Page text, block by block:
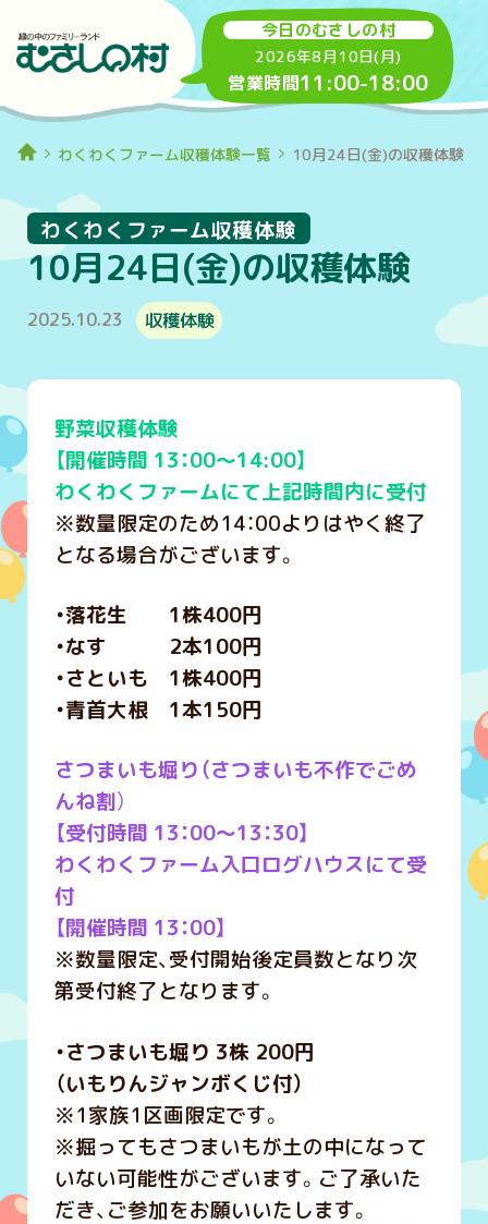
今日のむさしの村
2026年8月10日(月)
営業時間11:00-18:00
わくわくファーム収穫体験一覧 10月24日(金)の収穫体験
10月24日(金)の収穫体験
わくわくファーム収穫体験
2025.10.23 収穫体験
野菜収穫体験
【開催時間 13：00～14:00】
わくわくファームにて上記時間内に受付
※数量限定のため14：00よりはやく終了
となる場合がございます。
・落花生 1株400円
・なす 2本100円
・さといも 1株400円
・青首大根 1本150円
さつまいも堀り（さつまいも不作でごめ
んね割）
【受付時間 13：00～13：30】
わくわくファーム入口ログハウスにて受
付
【開催時間 13：00】
※数量限定、受付開始後定員数となり次
第受付終了となります。
・さつまいも堀り 3株 200円
（いもりんジャンボくじ付）
※1家族1区画限定です。
※掘ってもさつまいもが土の中になって
いない可能性がございます。ご了承いた
だき、ご参加をお願いいたします。